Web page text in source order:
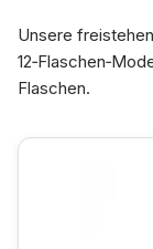
Unsere
Flaschen.